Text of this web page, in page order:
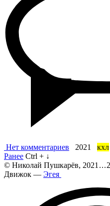
Нет комментариев 2021 кхл
Ранее Ctrl + ↓
© Николай Пушкарёв, 2021 ...
Движок — Эгея